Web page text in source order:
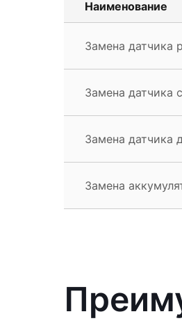
Наименование
Замена датчика
Замена датчика
Замена датчика
Замена